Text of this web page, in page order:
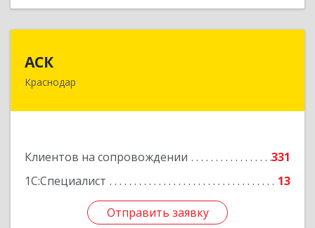
АСК
Краснодар
Клиентов на сопровождении
331
1С:Специалист
13
Отправить заявку
350900, Краснодарский край, Краснодар г,
Отправить заявку